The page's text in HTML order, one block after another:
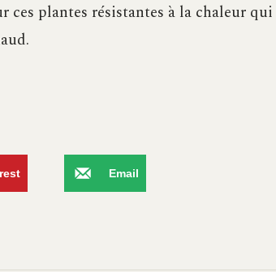
ces plantes résistantes à la chaleur qui
Email